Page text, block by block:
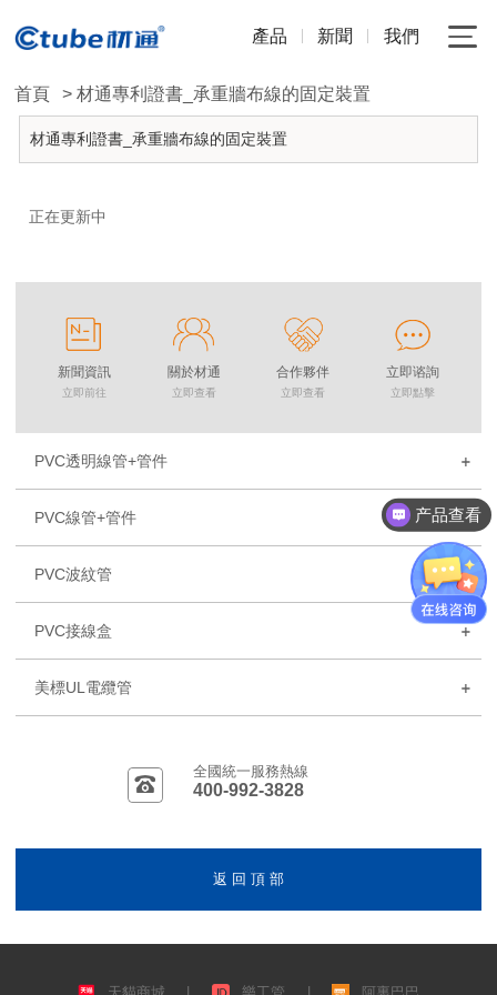
產品 新聞 我們
首頁 > 材通專利證書_承重牆布線的固定裝置
材通專利證書_承重牆布線的固定裝置
正在更新中
新聞資訊
立即前往
關於材通
立即查看
合作夥伴
立即查看
立即谘詢
立即點擊
PVC透明線管+管件
PVC線管+管件
PVC波紋管
PVC接線盒
美標UL電纜管
全國統一服務熱線
400-992-3828
返 回 頂 部
产品查看